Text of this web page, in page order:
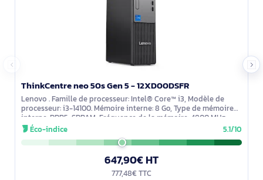
ThinkCentre neo 50s Gen 5 - 12XD00DSFR
Lenovo . Famille de processeur: Intel® Core™ i3, Modèle de
processeur: i3-14100. Mémoire interne: 8 Go, Type de mémoire
interne: DDR5-SDRAM, Fréquence de la mémoire: 4800 MHz.
Capacité totale de
Éco-indice 5.1/10
647,90€ HT
777,48€ TTC